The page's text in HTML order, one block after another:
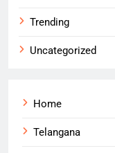
Trending
Uncategorized
Home
Telangana